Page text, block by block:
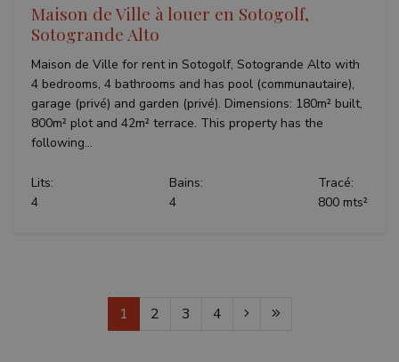
Maison de Ville à louer en Sotogolf,
Sotogrande Alto
Maison de Ville for rent in Sotogolf, Sotogrande Alto with
4 bedrooms, 4 bathrooms and has pool (communautaire),
garage (privé) and garden (privé). Dimensions: 180m² built,
800m² plot and 42m² terrace. This property has the
following...
Lits:
4
Bains:
4
Tracé:
800 mts²
1 2 3 4